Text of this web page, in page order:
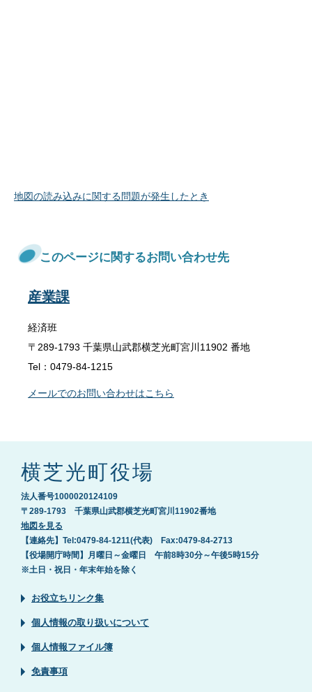
地図の読み込みに関する問題が発生したとき
このページに関するお問い合わせ先
産業課
経済班
〒289-1793 千葉県山武郡横芝光町宮川11902 番地
Tel：0479-84-1215
メールでのお問い合わせはこちら
横芝光町役場
法人番号1000020124109
〒289-1793 千葉県山武郡横芝光町宮川11902番地
地図を見る
【連絡先】Tel:0479-84-1211(代表) Fax:0479-84-2713
【役場開庁時間】月曜日～金曜日 午前8時30分～午後5時15分
※土日・祝日・年末年始を除く
お役立ちリンク集
個人情報の取り扱いについて
個人情報ファイル簿
免責事項